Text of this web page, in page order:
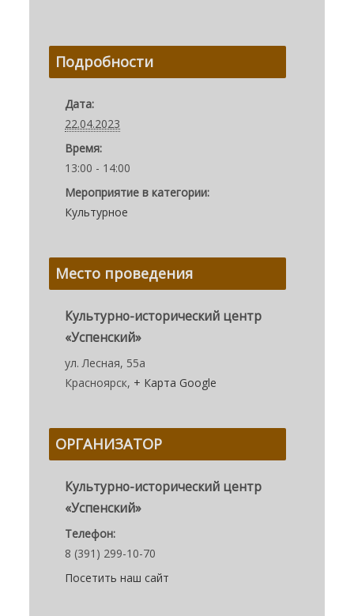
Подробности
Дата:
22.04.2023
Время:
13:00 - 14:00
Мероприятие в категории:
Культурное
Место проведения
Культурно-исторический центр
«Успенский»
ул. Лесная, 55а
Красноярск, + Карта Google
ОРГАНИЗАТОР
Культурно-исторический центр
«Успенский»
Телефон:
8 (391) 299-10-70
Посетить наш сайт